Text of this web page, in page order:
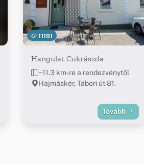
11191
Hangulat Cukrászda
~11.3 km-re a rendezvénytől
Hajmáskér, Tábori út 81.
Tovább